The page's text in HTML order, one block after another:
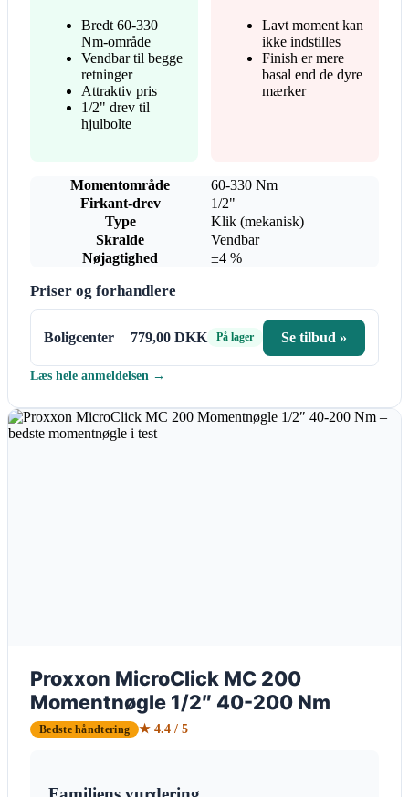
Bredt 60-330
Nm-område
Vendbar til begge
retninger
Attraktiv pris
1/2" drev til
hjulbolte
Lavt moment kan
ikke indstilles
Finish er mere
basal end de dyre
mærker
Momentområde
60-330 Nm
Firkant-drev
1/2"
Type
Klik (mekanisk)
Skralde
Vendbar
Nøjagtighed
±4 %
Priser og forhandlere
Boligcenter 779,00 DKK På lager Se tilbud »
Læs hele anmeldelsen →
Proxxon MicroClick MC 200
Momentnøgle 1/2″ 40-200 Nm
Bedste håndtering ★ 4.4 / 5